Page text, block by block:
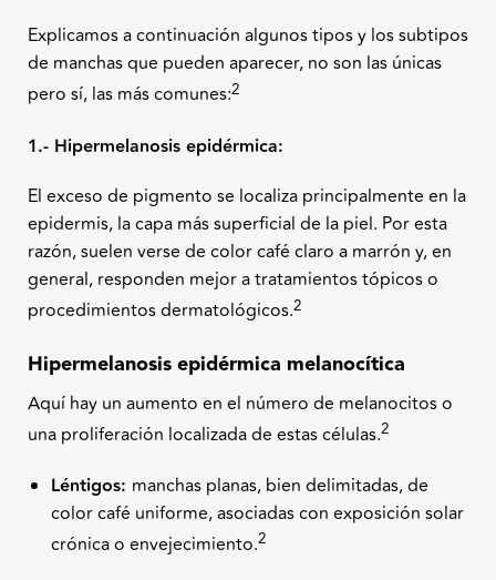
Explicamos a continuación algunos tipos y los subtipos
de manchas que pueden aparecer, no son las únicas
pero sí, las más comunes:2
1.- Hipermelanosis epidérmica:
El exceso de pigmento se localiza principalmente en la
epidermis, la capa más superficial de la piel. Por esta
razón, suelen verse de color café claro a marrón y, en
general, responden mejor a tratamientos tópicos o
procedimientos dermatológicos.2
Hipermelanosis epidérmica melanocítica
Aquí hay un aumento en el número de melanocitos o
una proliferación localizada de estas células.2
Léntigos: manchas planas, bien delimitadas, de
color café uniforme, asociadas con exposición solar
crónica o envejecimiento.2